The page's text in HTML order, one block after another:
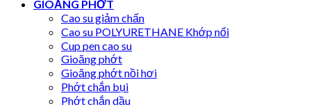
GIOĂNG PHỚT
Cao su giảm chấn
Cao su POLYURETHANE Khớp nối
Cup pen cao su
Gioăng phớt
Gioăng phớt nồi hơi
Phớt chắn bụi
Phớt chắn dầu